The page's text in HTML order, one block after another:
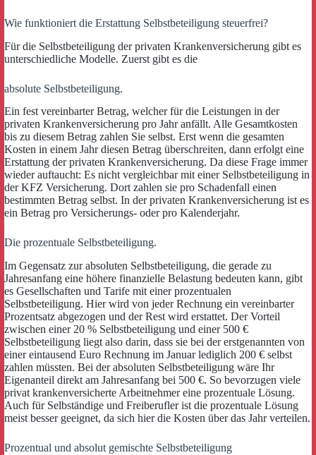
Wie funktioniert die Erstattung Selbstbeteiligung steuerfrei?
Für die Selbstbeteiligung der privaten Krankenversicherung gibt es
unterschiedliche Modelle. Zuerst gibt es die
absolute Selbstbeteiligung.
Ein fest vereinbarter Betrag, welcher für die Leistungen in der
privaten Krankenversicherung pro Jahr anfällt. Alle Gesamtkosten
bis zu diesem Betrag zahlen Sie selbst. Erst wenn die gesamten
Kosten in einem Jahr diesen Betrag überschreiten, dann erfolgt eine
Erstattung der privaten Krankenversicherung. Da diese Frage immer
wieder auftaucht: Es nicht vergleichbar mit einer Selbstbeteiligung in
der KFZ Versicherung. Dort zahlen sie pro Schadenfall einen
bestimmten Betrag selbst. In der privaten Krankenversicherung ist es
ein Betrag pro Versicherungs- oder pro Kalenderjahr.
Die prozentuale Selbstbeteiligung.
Im Gegensatz zur absoluten Selbstbeteiligung, die gerade zu
Jahresanfang eine höhere finanzielle Belastung bedeuten kann, gibt
es Gesellschaften und Tarife mit einer prozentualen
Selbstbeteiligung. Hier wird von jeder Rechnung ein vereinbarter
Prozentsatz abgezogen und der Rest wird erstattet. Der Vorteil
zwischen einer 20 % Selbstbeteiligung und einer 500 €
Selbstbeteiligung liegt also darin, dass sie bei der erstgenannten von
einer eintausend Euro Rechnung im Januar lediglich 200 € selbst
zahlen müssten. Bei der absoluten Selbstbeteiligung wäre Ihr
Eigenanteil direkt am Jahresanfang bei 500 €. So bevorzugen viele
privat krankenversicherte Arbeitnehmer eine prozentuale Lösung.
Auch für Selbständige und Freiberufler ist die prozentuale Lösung
meist besser geeignet, da sich hier die Kosten über das Jahr verteilen.
Prozentual und absolut gemischte Selbstbeteiligung